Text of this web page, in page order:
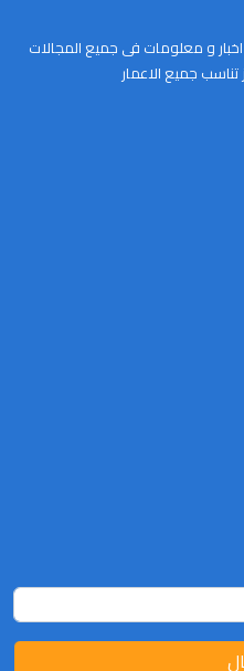
و معلومات فى جميع المجالات
تناسب جميع الاعمار